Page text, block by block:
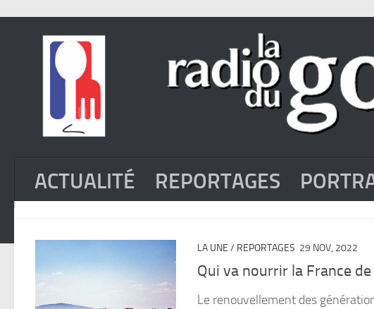
ACTUALITÉ REPORTAGES
LA UNE / REPORTAGES 29 NOV, 2022
Qui va nourrir la France
Le renouvellement des